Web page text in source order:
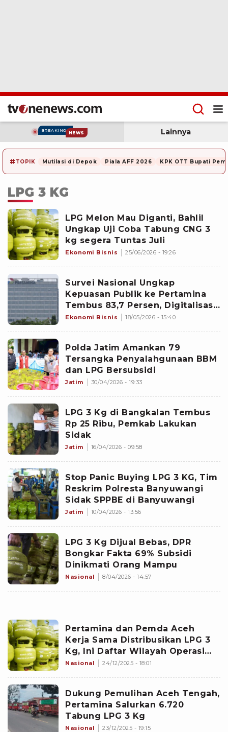
BREAKING NEWS Lainnya
# TOPIK Mutilasi di Depok Piala AFF 2026 KPK OTT Bupati
LPG 3 KG
LPG Melon Mau Diganti, Bahlil
Ungkap Uji Coba Tabung CNG 3
kg segera Tuntas Juli
Ekonomi Bisnis 25/06/2026 - 19:26
Survei Nasional Ungkap
Kepuasan Publik ke Pertamina
Tembus 83,7 Persen, Digitalisasi
hingga SPBU Jadi Sorotan
Ekonomi Bisnis 18/05/2026 - 15:40
Polda Jatim Amankan 79
Tersangka Penyalahgunaan BBM
dan LPG Bersubsidi
Jatim 30/04/2026 - 19:33
LPG 3 Kg di Bangkalan Tembus
Rp 25 Ribu, Pemkab Lakukan
Sidak
Jatim 16/04/2026 - 09:58
Stop Panic Buying LPG 3 KG, Tim
Reskrim Polresta Banyuwangi
Sidak SPPBE di Banyuwangi
Jatim 10/04/2026 - 13:56
LPG 3 Kg Dijual Bebas, DPR
Bongkar Fakta 69% Subsidi
Dinikmati Orang Mampu
Nasional 8/04/2026 - 14:57
Pertamina dan Pemda Aceh
Kerja Sama Distribusikan LPG 3
Kg, Ini Daftar Wilayah Operasi
Pasarnya
Nasional 24/12/2025 - 18:01
Dukung Pemulihan Aceh Tengah,
Pertamina Salurkan 6.720
Tabung LPG 3 Kg
Nasional 23/12/2025 - 19:15